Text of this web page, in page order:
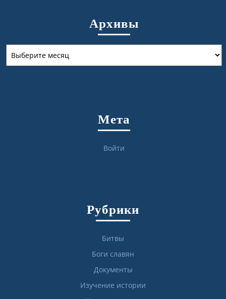
Архивы
Мета
Войти
Рубрики
Битвы
Боги славян
Документы
Изучение истории